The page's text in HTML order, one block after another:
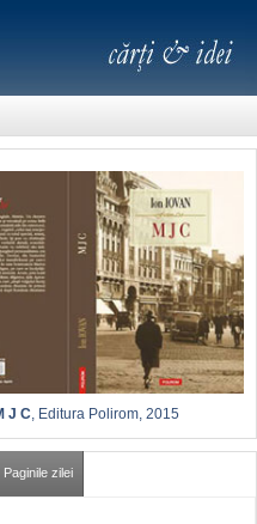
J C, Editura Polirom, 2015
Paginile zilei